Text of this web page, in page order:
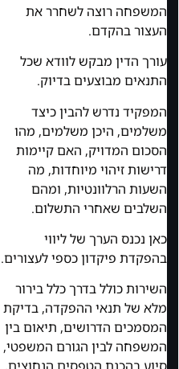
המשפחה רוצה לשחרר את
העצור בהקדם.
עורך הדין מבקש לוודא שכל
התנאים מבוצעים בדיוק.
המפקיד נדרש להבין כיצד
משלמים, היכן משלמים, מהו
הסכום המדויק, האם קיימות
דרישות זיהוי מיוחדות, מה
השעות הרלוונטיות, ומהם
השלבים שאחרי התשלום.
כאן נכנס הערך של ליווי
בהפקדת פיקדון כספי לעצורים.
השירות כולל בדרך כלל בירור
מלא של תנאי ההפקדה, בדיקת
המסמכים הדרושים, תיאום בין
המשפחה לבין הגורם המשפטי,